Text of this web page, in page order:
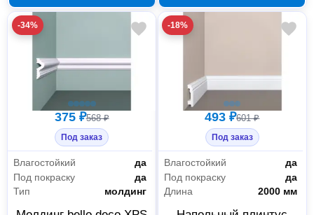
-34%
375 ₽568 ₽
Под заказ
Влагостойкий
да
Под покраску
да
Тип
молдинг
-18%
493 ₽601 ₽
Под заказ
Влагостойкий
да
Под покраску
да
Длина
2000 мм